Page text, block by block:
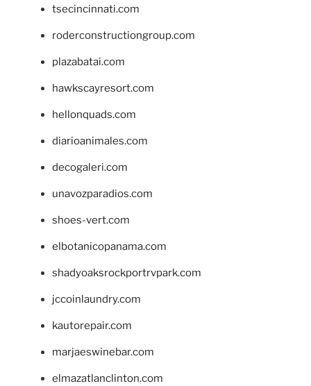
tsecincinnati.com
roderconstructiongroup.com
plazabatai.com
hawkscayresort.com
hellonquads.com
diarioanimales.com
decogaleri.com
unavozparadios.com
shoes-vert.com
elbotanicopanama.com
shadyoaksrockportrvpark.com
jccoinlaundry.com
kautorepair.com
marjaeswinebar.com
elmazatlanclinton.com